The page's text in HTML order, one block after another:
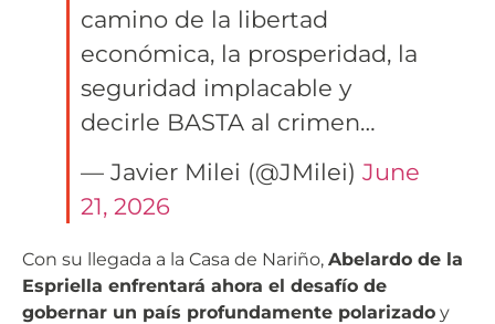
camino de la libertad
económica, la prosperidad, la
seguridad implacable y
decirle BASTA al crimen…
— Javier Milei (@JMilei) June
21, 2026
Con su llegada a la Casa de Nariño, Abelardo de la
Espriella enfrentará ahora el desafío de
gobernar un país profundamente polarizado y